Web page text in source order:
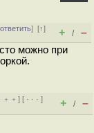
ответить][↑]
+ / –
можно при
] [ · · ·]
+ / –